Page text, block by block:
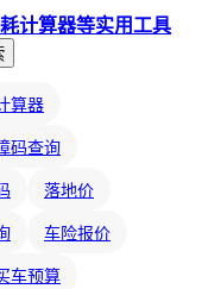
算器
码查询
落地价
车险报价
车预算